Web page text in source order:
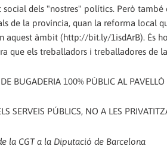
social dels "nostres" polítics. Però
de la província, quan la reforma local
aquest àmbit (http://bit.ly/1isdArB). És
que els treballadors i treballadores de
BUGADERIA 100% PÚBLIC AL
SERVEIS PÚBLICS, NO A LES
la CGT a la Diputació de Barcelona